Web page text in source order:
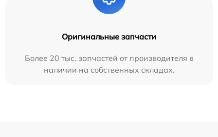
Оригинальные запчасти
Более 20 тыс. запчастей от производителя в
наличии на собственных складах.